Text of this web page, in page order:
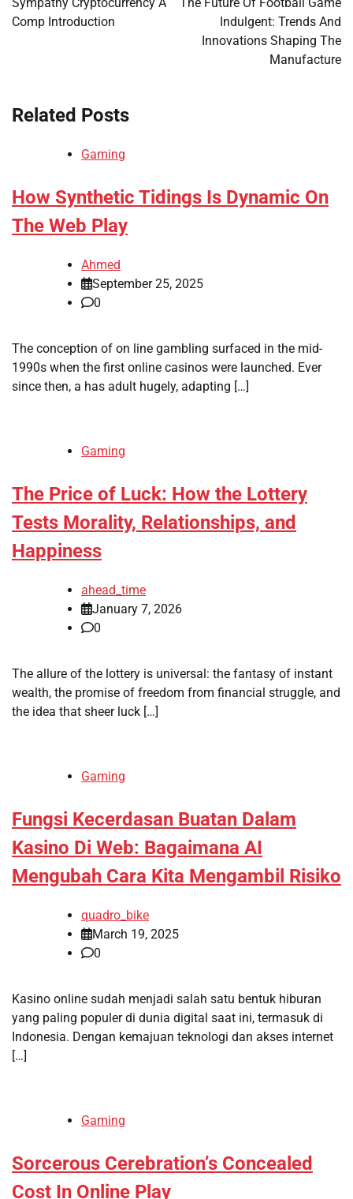
Comp Introduction
Indulgent: Trends And
Innovations Shaping The
Manufacture
Related Posts
Gaming
How Synthetic Tidings Is Dynamic On
The Web Play
Ahmed
September 25, 2025
0
The conception of on line gambling surfaced in the mid-
1990s when the first online casinos were launched. Ever
since then, a has adult hugely, adapting […]
Gaming
The Price of Luck: How the Lottery
Tests Morality, Relationships, and
Happiness
ahead_time
January 7, 2026
0
The allure of the lottery is universal: the fantasy of instant
wealth, the promise of freedom from financial struggle, and
the idea that sheer luck […]
Gaming
Fungsi Kecerdasan Buatan Dalam
Kasino Di Web: Bagaimana AI
Mengubah Cara Kita Mengambil Risiko
quadro_bike
March 19, 2025
0
Kasino online sudah menjadi salah satu bentuk hiburan
yang paling populer di dunia digital saat ini, termasuk di
Indonesia. Dengan kemajuan teknologi dan akses internet
[…]
Gaming
Sorcerous Cerebration’s Concealed
Cost In Online Play